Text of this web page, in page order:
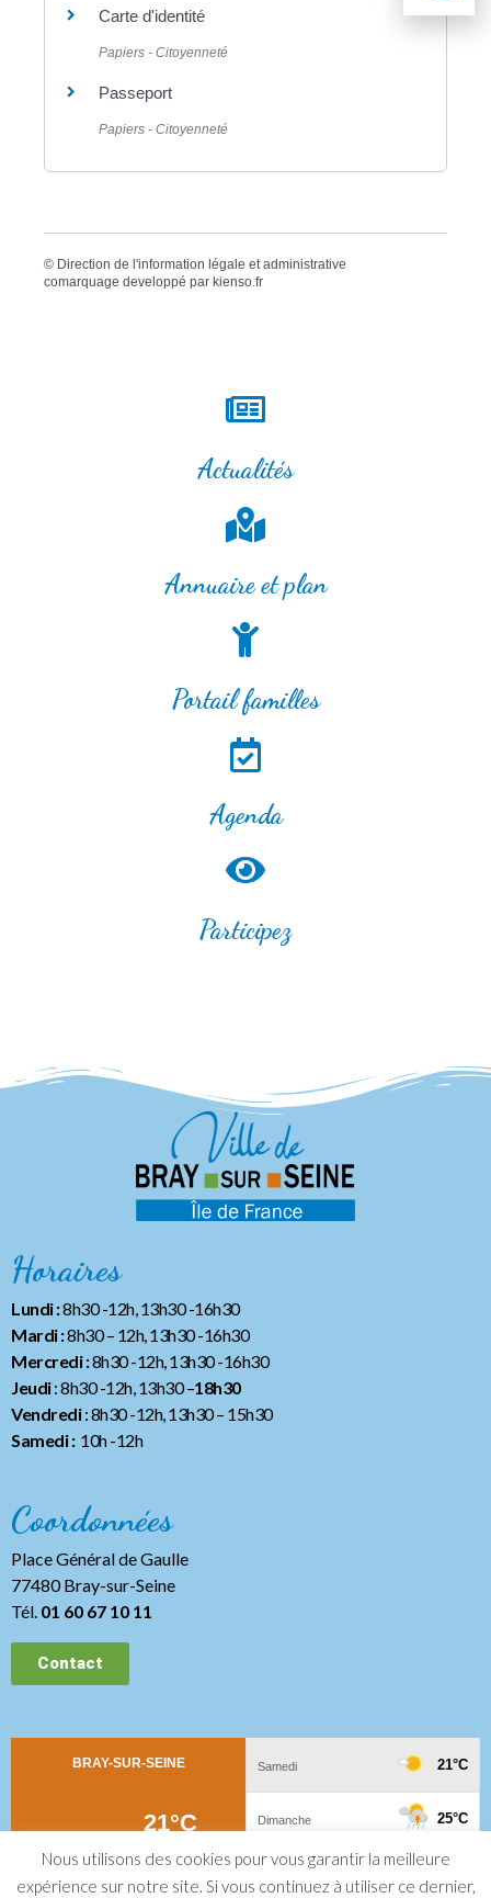
Carte d'identité
Papiers - Citoyenneté
Passeport
Papiers - Citoyenneté
© Direction de l'information légale et administrative
comarquage developpé par kienso.fr
Actualités
Annuaire et plan
Portail familles
Agenda
Participez
Horaires
Lundi :8h30 -12h, 13h30 -16h30
Mardi :8h30 – 12h, 13h30 -16h30
Mercredi :8h30 -12h, 13h30 -16h30
Jeudi: 8h30 -12h, 13h30 –18h30
Vendredi: 8h30 -12h, 13h30– 15h30
Samedi :10h -12h
Coordonnées
Place Général de Gaulle
77480 Bray-sur-Seine
Tél. 01 60 67 10 11
Contact
Nous utilisons des cookies pour vous garantir la meilleure
expérience sur notre site. Si vous continuez à utiliser ce dernier,